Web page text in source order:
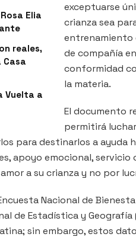
Elia
reales,
Casa
Vuelta a
exceptuarse
crianza sea
entrenamiento
de compañía
conformidad
la materia.
El documento
permitirá
para destinarlos a ayuda
apoyo emocional,
a su crianza y no por
Nacional de
de Estadística y Geografía
sin embargo, estos